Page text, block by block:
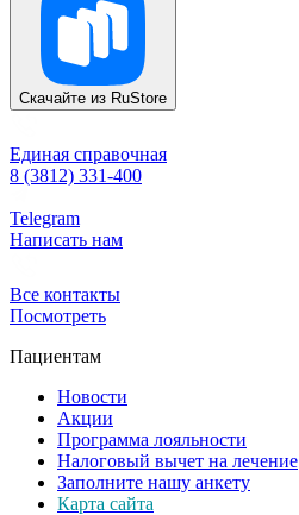
Скачайте из RuStore
Единая справочная
8 (3812) 331-400
Telegram
Написать нам
Все контакты
Посмотреть
Пациентам
Новости
Акции
Программа лояльности
Налоговый вычет на лечение
Заполните нашу анкету
Карта сайта